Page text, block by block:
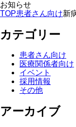
お知らせ
TOP患者さん向け新
カテゴリー
患者さん向け
医療関係者向け
イベント
採用情報
その他
アーカイブ